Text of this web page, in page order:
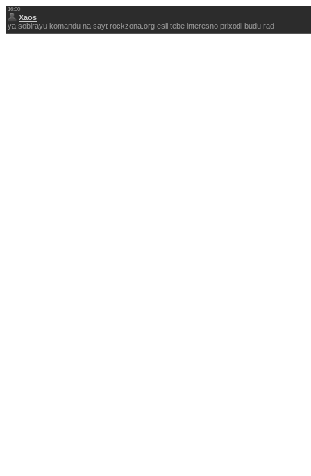
16:00
Xaos
ya sobirayu komandu na sayt rockzona.org esli tebe interesno prixodi budu rad